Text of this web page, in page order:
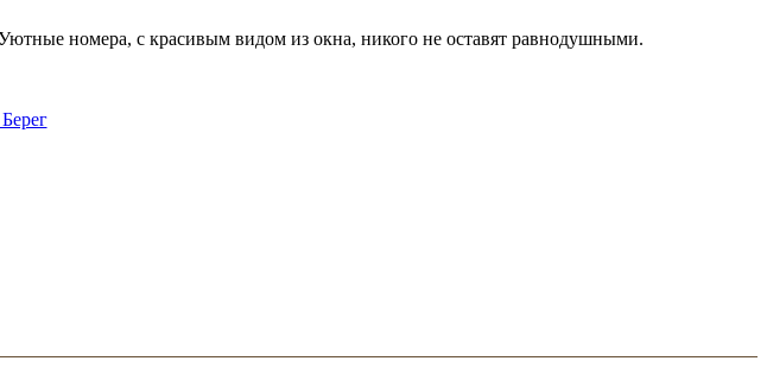
номера, с красивым видом из окна, никого не оставят равнодушными.